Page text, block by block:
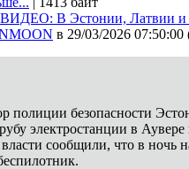
В Эстонии, Латвии и
в 29/03/2026 07:50:00
полиции безопасности
электростанции в
сообщили, что в ночь